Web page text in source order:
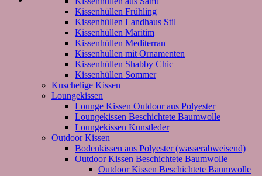
Kissenhüllen Frühling
Kissenhüllen Landhaus Stil
Kissenhüllen Maritim
Kissenhüllen Mediterran
Kissenhüllen mit Ornamenten
Kissenhüllen Shabby Chic
Kissenhüllen Sommer
Kuschelige Kissen
Loungekissen
Lounge Kissen Outdoor aus Polyester
Loungekissen Beschichtete Baumwolle
Loungekissen Kunstleder
Outdoor Kissen
Bodenkissen aus Polyester (wasserabweisend)
Outdoor Kissen Beschichtete Baumwolle
Outdoor Kissen Beschichtete Baumwolle